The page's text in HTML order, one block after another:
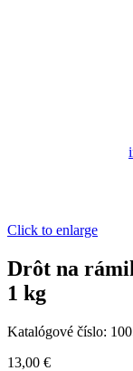
Click to enlarge
Drôt na
1 kg
Katalógové číslo:
13,00 €